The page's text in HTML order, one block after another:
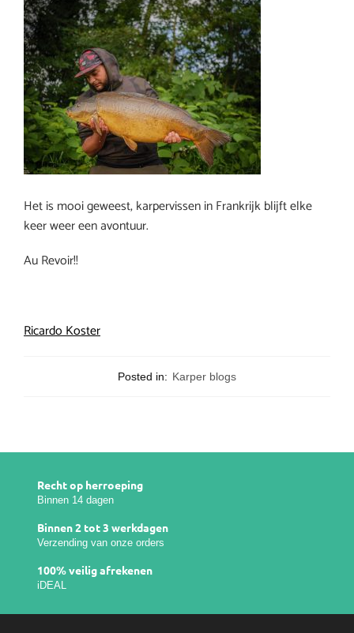
Het is mooi geweest, karpervissen in Frankrijk blijft elke
keer weer een avontuur.
Au Revoir!!
Ricardo Koster
Posted in: Karper blogs
Recht op herroeping
Binnen 14 dagen
Binnen 2 tot 3 werkdagen
Verzending van onze orders
100% veilig afrekenen
iDEAL